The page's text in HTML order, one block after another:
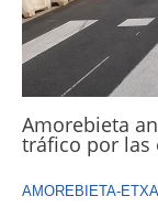
Amorebieta
tráfico por las
AMOREBIETA-